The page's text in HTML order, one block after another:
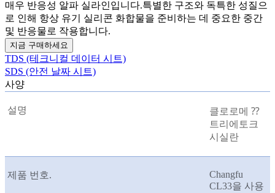
매우 반응성 알파 실라인입니다.특별한 구조와 독특한 성질으
로 인해 항상 유기 실리콘 화합물을 준비하는 데 중요한 중간
및 반응물로 작용합니다.
지금 구매하세요
TDS (테크니컬 데이터 시트)
SDS (안전 날짜 시트)
사양
설명
클로로메 ⁇
트리에토크
시실란
제품 번호.
Changfu
CL33을 사용